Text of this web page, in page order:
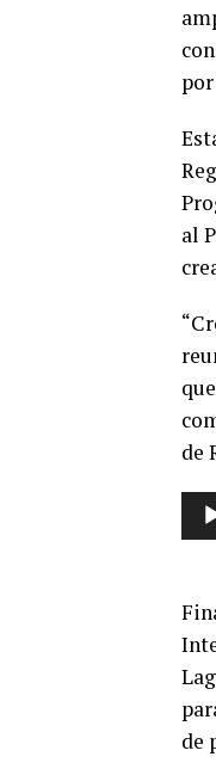
al
de
de